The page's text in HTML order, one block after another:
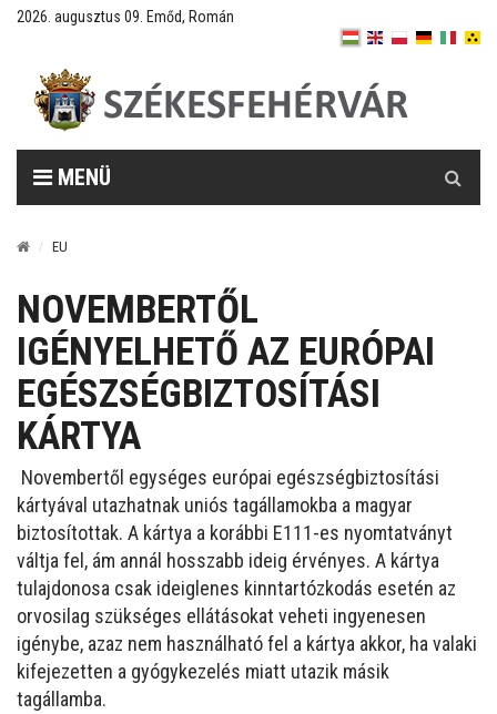
2026. augusztus 09. Emőd, Román
MENÜ
EU
NOVEMBERTŐL
IGÉNYELHETŐ AZ EURÓPAI
EGÉSZSÉGBIZTOSÍTÁSI
KÁRTYA
Novembertől egységes európai egészségbiztosítási
kártyával utazhatnak uniós tagállamokba a magyar
biztosítottak. A kártya a korábbi E111-es nyomtatványt
váltja fel, ám annál hosszabb ideig érvényes. A kártya
tulajdonosa csak ideiglenes kinntartózkodás esetén az
orvosilag szükséges ellátásokat veheti ingyenesen
igénybe, azaz nem használható fel a kártya akkor, ha valaki
kifejezetten a gyógykezelés miatt utazik másik
tagállamba.